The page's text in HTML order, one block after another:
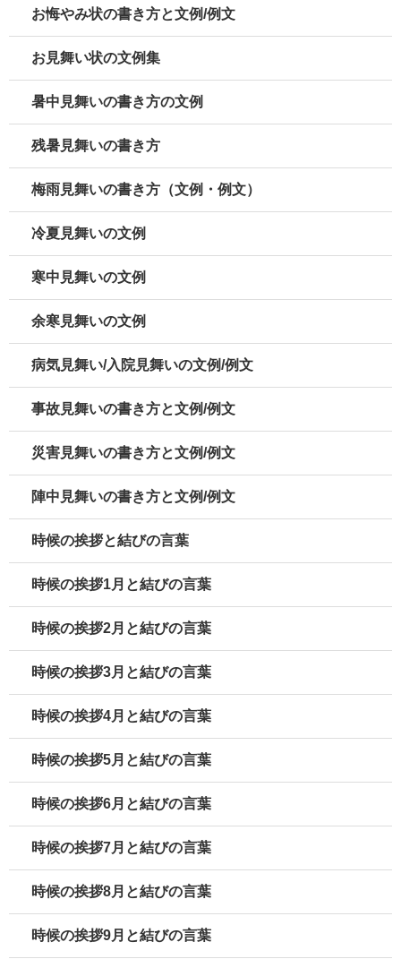
お悔やみ状の書き方と文例/例文
お見舞い状の文例集
暑中見舞いの書き方の文例
残暑見舞いの書き方
梅雨見舞いの書き方（文例・例文）
冷夏見舞いの文例
寒中見舞いの文例
余寒見舞いの文例
病気見舞い/入院見舞いの文例/例文
事故見舞いの書き方と文例/例文
災害見舞いの書き方と文例/例文
陣中見舞いの書き方と文例/例文
時候の挨拶と結びの言葉
時候の挨拶1月と結びの言葉
時候の挨拶2月と結びの言葉
時候の挨拶3月と結びの言葉
時候の挨拶4月と結びの言葉
時候の挨拶5月と結びの言葉
時候の挨拶6月と結びの言葉
時候の挨拶7月と結びの言葉
時候の挨拶8月と結びの言葉
時候の挨拶9月と結びの言葉